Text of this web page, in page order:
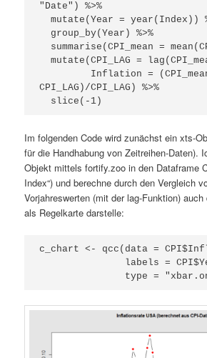
"Date") %>%
  mutate(Year = year(Index)) %>%
  mutate(CPI_LAG = lag(CPI_mean),
CPI_LAG)/CPI_LAG) %>%
Im folgenden Code wird zunächst ein xts-
für die Handhabung von Zeitreihen-Daten).
Objekt mittels fortify.zoo in den Dataframe
Index“) und berechne durch den Vergleich
Vorjahreswerten (mit der lag-Funktion)
als Regelkarte darstelle:
c_chart <- qcc(data =
labels =
type =